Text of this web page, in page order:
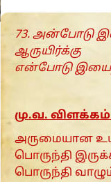
73. அன்போடு
ஆருயிர்க்கு
என்போடு
மு.வ.
அருமையான
பொருந்தி
பொருந்தி